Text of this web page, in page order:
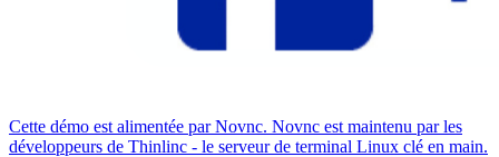
Cette démo est alimentée par Novnc. Novnc est maintenu par les
développeurs de Thinlinc - le serveur de terminal Linux clé en main.